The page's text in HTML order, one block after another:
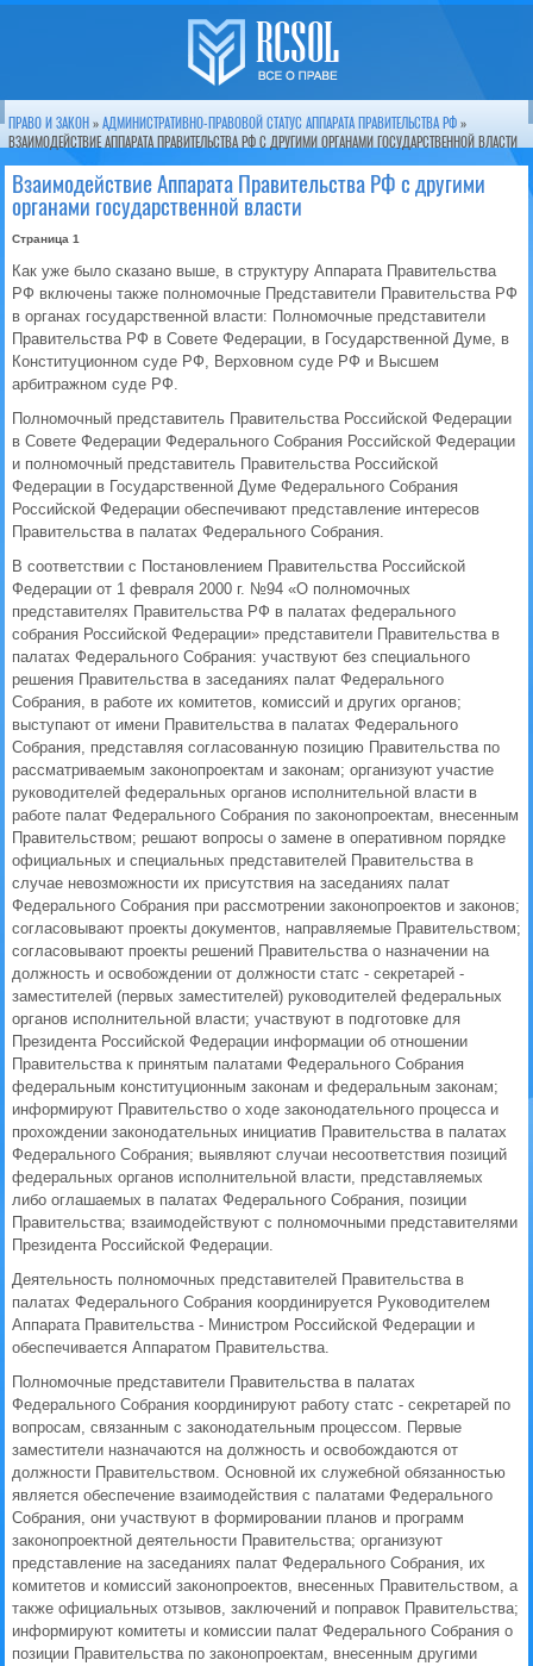
ПРАВО И ЗАКОН » АДМИНИСТРАТИВНО-ПРАВОВОЙ СТАТУС АППАРАТА ПРАВИТЕЛЬСТВА РФ »
ВЗАИМОДЕЙСТВИЕ АППАРАТА ПРАВИТЕЛЬСТВА РФ С ДРУГИМИ ОРГАНАМИ ГОСУДАРСТВЕННОЙ ВЛАСТИ
Взаимодействие Аппарата Правительства РФ с другими
органами государственной власти
Страница 1
Как уже было сказано выше, в структуру Аппарата Правительства
РФ включены также полномочные Представители Правительства РФ
в органах государственной власти: Полномочные представители
Правительства РФ в Совете Федерации, в Государственной Думе, в
Конституционном суде РФ, Верховном суде РФ и Высшем
арбитражном суде РФ.
Полномочный представитель Правительства Российской Федерации
в Совете Федерации Федерального Собрания Российской Федерации
и полномочный представитель Правительства Российской
Федерации в Государственной Думе Федерального Собрания
Российской Федерации обеспечивают представление интересов
Правительства в палатах Федерального Собрания.
В соответствии с Постановлением Правительства Российской
Федерации от 1 февраля 2000 г. №94 «О полномочных
представителях Правительства РФ в палатах федерального
собрания Российской Федерации» представители Правительства в
палатах Федерального Собрания: участвуют без специального
решения Правительства в заседаниях палат Федерального
Собрания, в работе их комитетов, комиссий и других органов;
выступают от имени Правительства в палатах Федерального
Собрания, представляя согласованную позицию Правительства по
рассматриваемым законопроектам и законам; организуют участие
руководителей федеральных органов исполнительной власти в
работе палат Федерального Собрания по законопроектам, внесенным
Правительством; решают вопросы о замене в оперативном порядке
официальных и специальных представителей Правительства в
случае невозможности их присутствия на заседаниях палат
Федерального Собрания при рассмотрении законопроектов и законов;
согласовывают проекты документов, направляемые Правительством;
согласовывают проекты решений Правительства о назначении на
должность и освобождении от должности статс - секретарей -
заместителей (первых заместителей) руководителей федеральных
органов исполнительной власти; участвуют в подготовке для
Президента Российской Федерации информации об отношении
Правительства к принятым палатами Федерального Собрания
федеральным конституционным законам и федеральным законам;
информируют Правительство о ходе законодательного процесса и
прохождении законодательных инициатив Правительства в палатах
Федерального Собрания; выявляют случаи несоответствия позиций
федеральных органов исполнительной власти, представляемых
либо оглашаемых в палатах Федерального Собрания, позиции
Правительства; взаимодействуют с полномочными представителями
Президента Российской Федерации.
Деятельность полномочных представителей Правительства в
палатах Федерального Собрания координируется Руководителем
Аппарата Правительства - Министром Российской Федерации и
обеспечивается Аппаратом Правительства.
Полномочные представители Правительства в палатах
Федерального Собрания координируют работу статс - секретарей по
вопросам, связанным с законодательным процессом. Первые
заместители назначаются на должность и освобождаются от
должности Правительством. Основной их служебной обязанностью
является обеспечение взаимодействия с палатами Федерального
Собрания, они участвуют в формировании планов и программ
законопроектной деятельности Правительства; организуют
представление на заседаниях палат Федерального Собрания, их
комитетов и комиссий законопроектов, внесенных Правительством, а
также официальных отзывов, заключений и поправок Правительства;
информируют комитеты и комиссии палат Федерального Собрания о
позиции Правительства по законопроектам, внесенным другими